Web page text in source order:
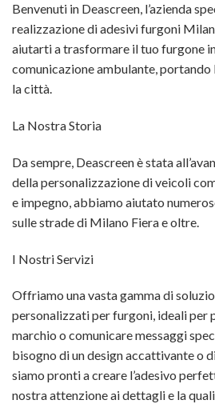
Benvenuti in Deascreen, l’azienda
realizzazione di adesivi furgoni
aiutarti a trasformare il tuo furgone
comunicazione ambulante, portando
la città.
La Nostra Storia
Da sempre, Deascreen è stata
della personalizzazione di veicoli
e impegno, abbiamo aiutato
sulle strade di Milano Fiera e oltre.
I Nostri Servizi
Offriamo una vasta gamma di
personalizzati per furgoni, ideali per
marchio o comunicare messaggi
bisogno di un design accattivante o
siamo pronti a creare l’adesivo
nostra attenzione ai dettagli e la